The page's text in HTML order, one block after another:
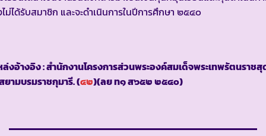
ม่ได้รับสมาชิก และจะดำเนินการในปีการศึกษา ๒๕๔๐
งอ้างอิง : สำนักงานโครงการส่วนพระองค์สมเด็จพระเทพรัตนราชสุ
ยามบรมราชกุมารี. (๔๒)(ลย ท๑ ส๖๕๒ ๒๕๔๐)